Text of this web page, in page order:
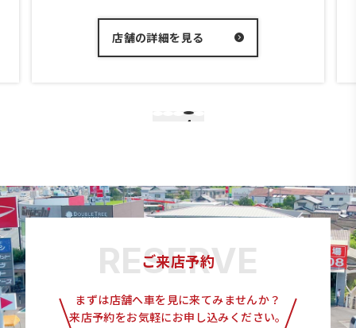
店舗の詳細を見る
4
ご来店予約
まずは店舗へ車を見に来てみませんか？
来店予約をお気軽にお申し込みください。